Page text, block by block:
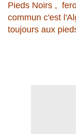
Pieds Noirs ,
commun c'est
toujours aux